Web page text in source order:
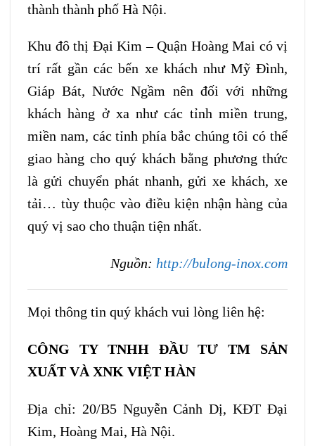
thành thành phố Hà Nội.
Khu đô thị Đại Kim – Quận Hoàng Mai có vị
trí rất gần các bến xe khách như Mỹ Đình,
Giáp Bát, Nước Ngầm nên đối với những
khách hàng ở xa như các tỉnh miền trung,
miền nam, các tỉnh phía bắc chúng tôi có thể
giao hàng cho quý khách bằng phương thức
là gửi chuyển phát nhanh, gửi xe khách, xe
tải… tùy thuộc vào điều kiện nhận hàng của
quý vị sao cho thuận tiện nhất.
Nguồn: http://bulong-inox.com
Mọi thông tin quý khách vui lòng liên hệ:
CÔNG TY TNHH ĐẦU TƯ TM SẢN
XUẤT VÀ XNK VIỆT HÀN
Địa chỉ: 20/B5 Nguyễn Cảnh Dị, KĐT Đại
Kim, Hoàng Mai, Hà Nội.